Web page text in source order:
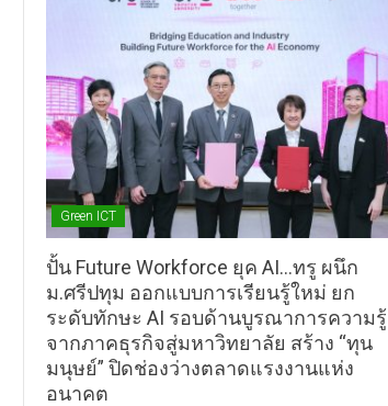
Green ICT
ปั้น Future Workforce ยุค AI…ทรู ผนึก
ม.ศรีปทุม ออกแบบการเรียนรู้ใหม่ ยก
ระดับทักษะ AI รอบด้านบูรณาการความรู้
จากภาคธุรกิจสู่มหาวิทยาลัย สร้าง “ทุน
มนุษย์” ปิดช่องว่างตลาดแรงงานแห่ง
อนาคต